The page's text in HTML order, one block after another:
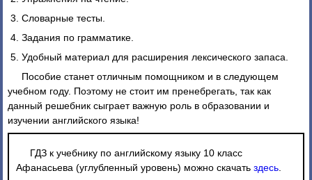
Словарные тесты.
Задания по грамматике.
Удобный материал для расширения лексического запаса.
Пособие станет отличным помощником и в следующем
учебном году. Поэтому не стоит им пренебрегать, так как
данный решебник сыграет важную роль в образовании и
изучении английского языка!
ГДЗ к учебнику по английскому языку 10 класс
Афанасьева (углубленный уровень) можно скачать здесь